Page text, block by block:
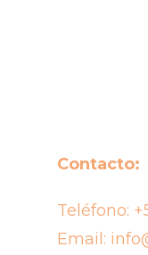
Contacto:
Teléfono:
Email: